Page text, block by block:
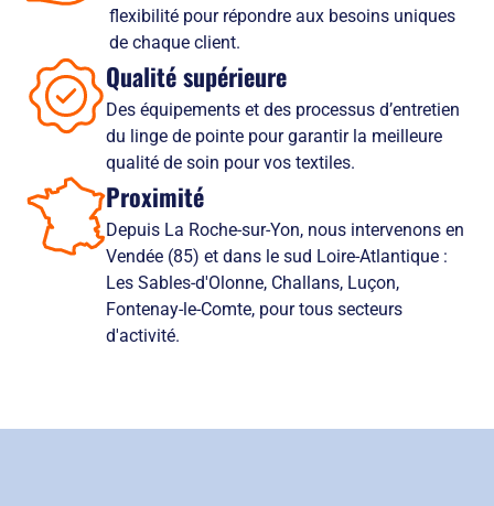
flexibilité pour répondre aux besoins uniques
de chaque client.
Qualité supérieure
Des équipements et des processus d’entretien
du linge de pointe pour garantir la meilleure
qualité de soin pour vos textiles.
Proximité
Depuis La Roche-sur-Yon, nous intervenons en
Vendée (85) et dans le sud Loire-Atlantique :
Les Sables-d'Olonne, Challans, Luçon,
Fontenay-le-Comte, pour tous secteurs
d'activité.